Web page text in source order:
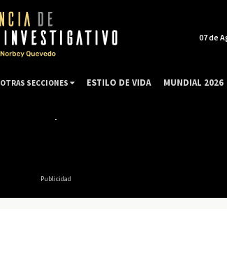
Publicidad
07 de
OTRAS SECCIONES ESTILO DE VIDA MUNDIAL 2026